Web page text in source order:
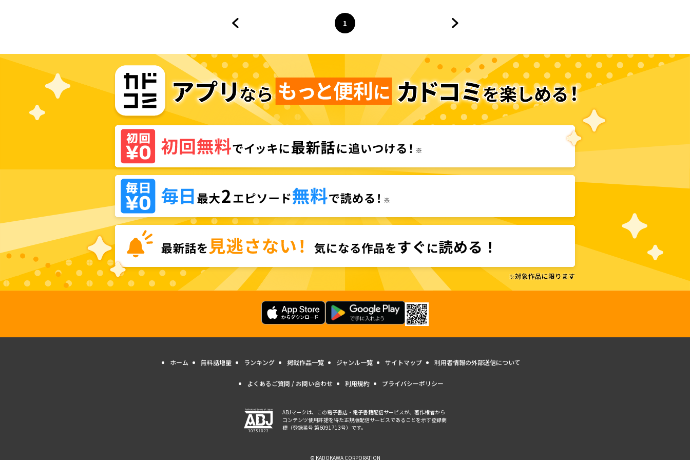
ページ
1
へ
ホーム 無料話増量 ランキング 掲載作品一覧 ジャンル一覧 サイトマップ 利用者情報の外部送信について
よくあるご質問 / お問い合わせ 利用規約 プライバシーポリシー
ABJマークは、この電子書店・電子書籍配信サービスが、著作権者から
コンテンツ使用許諾を得た正規版配信サービスであることを示す登録商
標（登録番号 第6091713号）です。
© KADOKAWA CORPORATION